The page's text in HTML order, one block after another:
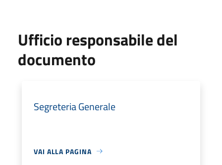
Ufficio responsabile del
documento
Segreteria Generale
VAI ALLA PAGINA